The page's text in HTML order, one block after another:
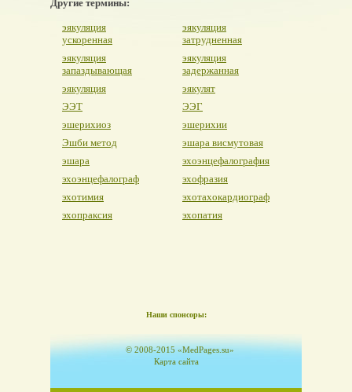
Другие термины:
эякуляция
ускоренная
эякуляция
затрудненная
эякуляция
запаздывающая
эякуляция
задержанная
эякуляция
эякулят
ЭЭТ
ЭЭГ
эшерихиоз
эшерихии
Эшби метод
эшара висмутовая
эшара
эхоэнцефалография
эхоэнцефалограф
эхофразия
эхотимия
эхотахокардиограф
эхопраксия
эхопатия
Наши спонсоры:
© 2008-2015 «MedPages.su»
Карта сайта